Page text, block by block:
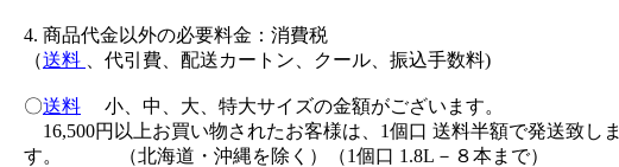
4. 商品代金以外の必要料金：消費税
（送料 、代引費、配送カートン、クール、振込手数料)
〇送料 小、中、大、特大サイズの金額がございます。
16,500円以上お買い物されたお客様は、1個口 送料半額で発送致しま
す。 （北海道・沖縄を除く）（1個口 1.8L－８本まで）